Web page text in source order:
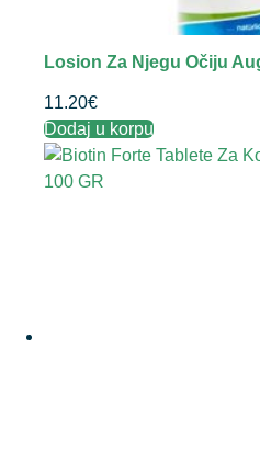
Losion Za Njegu Očiju
11.20€
Dodaj u korpu